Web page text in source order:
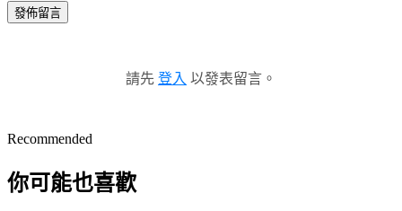
發佈留言
請先 登入 以發表留言。
Recommended
你可能也喜歡